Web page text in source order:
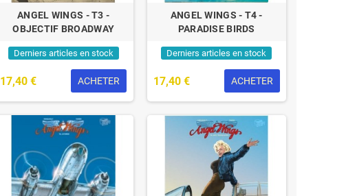
ANGEL WINGS - T3 -
OBJECTIF BROADWAY
Derniers articles en stock
17,40 € ACHETER
ANGEL WINGS - T4 -
PARADISE BIRDS
Derniers articles en stock
17,40 € ACHETER